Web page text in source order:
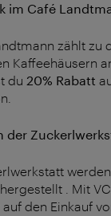
im Café
zählt zu
Kaffeehäusern
du 20% Rabatt
der
.
Mit
auf den Einkauf